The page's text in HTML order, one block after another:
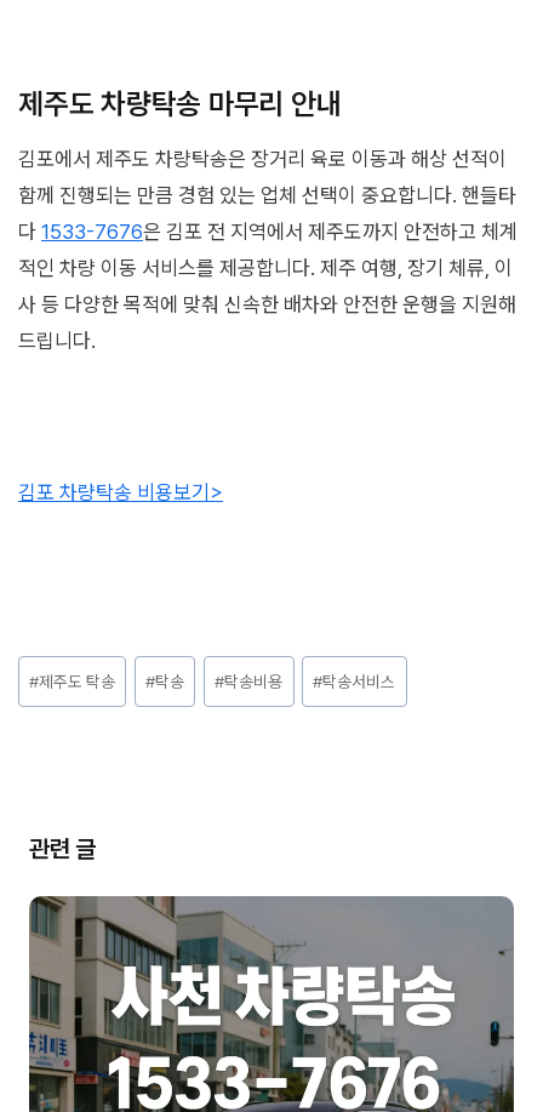
제주도 차량탁송 마무리 안내
김포에서 제주도 차량탁송은 장거리 육로 이동과 해상 선적이
함께 진행되는 만큼 경험 있는 업체 선택이 중요합니다. 핸들타
다 1533-7676은 김포 전 지역에서 제주도까지 안전하고 체계
적인 차량 이동 서비스를 제공합니다. 제주 여행, 장기 체류, 이
사 등 다양한 목적에 맞춰 신속한 배차와 안전한 운행을 지원해
드립니다.
김포 차량탁송 비용보기>
Post
Tags:
#제주도 탁송 #탁송 #탁송비용 #탁송서비스
관련 글